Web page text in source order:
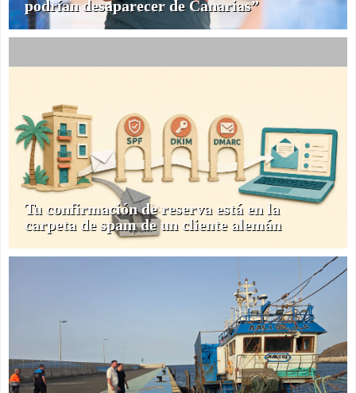
podrían desaparecer de Canarias”
Tu confirmación de reserva está en la
carpeta de spam de un cliente alemán